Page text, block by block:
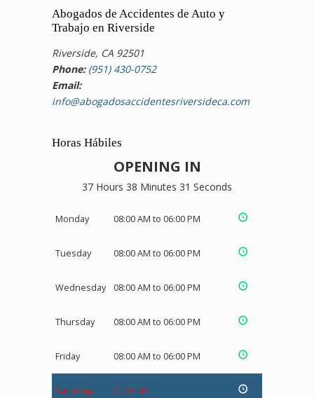
Abogados de Accidentes de Auto y
Trabajo en Riverside
Riverside, CA 92501
Phone: (951) 430-0752
Email:
info@abogadosaccidentesriversideca.com
Horas Hábiles
OPENING IN
37 Hours 38 Minutes 30 Seconds
Monday 08:00 AM to 06:00 PM
Tuesday 08:00 AM to 06:00 PM
Wednesday 08:00 AM to 06:00 PM
Thursday 08:00 AM to 06:00 PM
Friday 08:00 AM to 06:00 PM
Saturday CLOSED